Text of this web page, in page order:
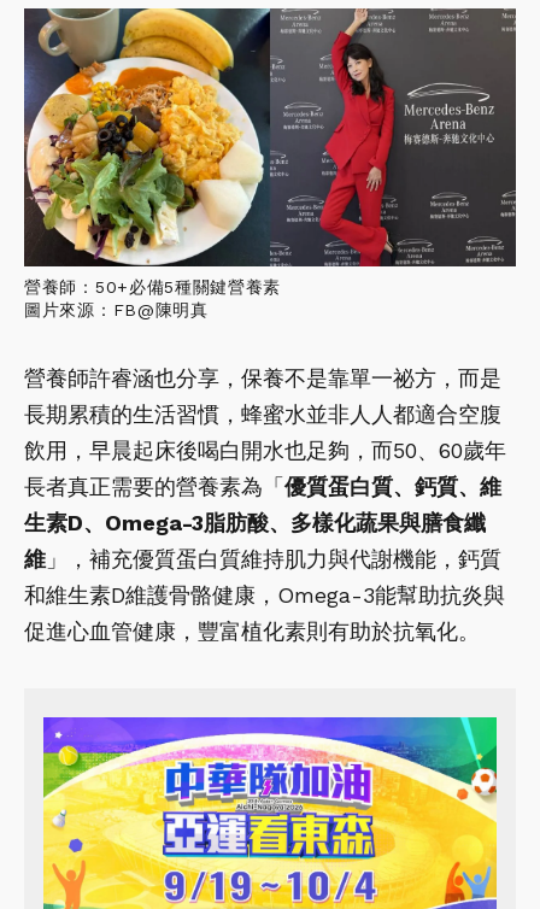
營養師：50+必備5種關鍵營養素
圖片來源：FB@陳明真
營養師許睿涵也分享，保養不是靠單一祕方，而是
長期累積的生活習慣，蜂蜜水並非人人都適合空腹
飲用，早晨起床後喝白開水也足夠，而50、60歲年
長者真正需要的營養素為「優質蛋白質、鈣質、維
生素D、Omega-3脂肪酸、多樣化蔬果與膳食纖
維 」，補充優質蛋白質維持肌力與代謝機能，鈣質
和維生素D維護骨骼健康，Omega-3能幫助抗炎與
促進心血管健康，豐富植化素則有助於抗氧化。